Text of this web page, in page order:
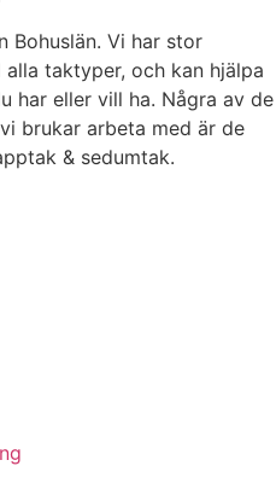
Bohuslän. Vi har stor
taktyper, och kan hjälpa
har eller vill ha. Några av de
brukar arbeta med är de
& sedumtak.